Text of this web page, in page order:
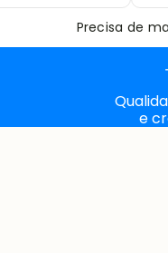
Precisa de
e